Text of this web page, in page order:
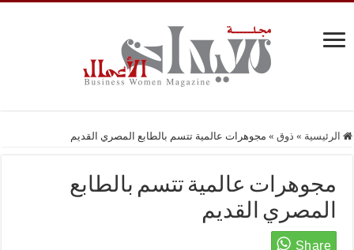
الرئيسية » ذوق » مجوهرات عالمية تتسم بالطابع المصري القديم
مجوهرات عالمية تتسم بالطابع
المصري القديم